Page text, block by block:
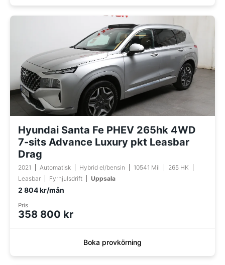
Hyundai Santa Fe PHEV 265hk 4WD
7-sits Advance Luxury pkt Leasbar
Drag
2021 Automatisk Hybrid el/bensin 10541 Mil
265 HK
Leasbar
Fyrhjulsdrift Uppsala
2 804 kr/mån
Pris
358 800 kr
Boka provkörning